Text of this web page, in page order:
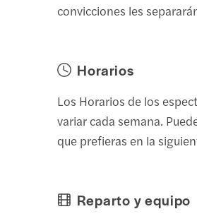
convicciones les
Horarios
Los Horarios de los
variar cada semana.
que prefieras en la
Reparto y equipo